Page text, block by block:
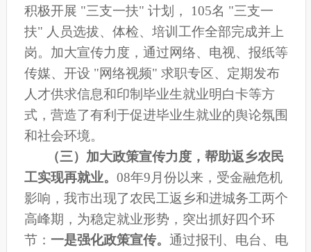
积极开展 "三支一扶" 计划， 105名 "三支一
扶" 人员选拔、体检、培训工作全部完成并上
岗。加大宣传力度，通过网络、电视、报纸等
传媒、开设 "网络视频" 求职专区、定期发布
人才供求信息和印制毕业生就业明白卡等方
式，营造了有利于促进毕业生就业的舆论氛围
和社会环境。
（三）加大政策宣传力度，帮助返乡农民
工实现再就业。 08年9月份以来，受金融危机
影响，我市出现了农民工返乡和进城务工两个
高峰期，为稳定就业形势，突出抓好四个环
节： 一是强化政策宣传。 通过报刊、电台、电